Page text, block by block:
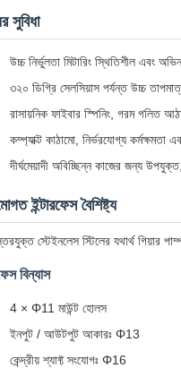
সুবিধা
উচ্চ নির্ভুলতা মিটারিং স্থিতিশীল এবং
৩২০ ডিগ্রি সেলসিয়াস পর্যন্ত উচ্চ
রাসায়নিক ফাইবার স্পিনিং, গরম গলিত
কম্প্যাক্ট কাঠামো, নির্ভরযোগ্য কর্মক্ষমতা
দীর্ঘমেয়াদী অবিচ্ছিন্ন কাজের জন্য
ইন্টারফেস বৈশিষ্ট্য
স্তরযুক্ত স্টেইনলেস স্টিলের যথার্থ গিয়ার
বিন্যাস
4 × Φ11 মাউন্ট হোলস
ইনপুট / আউটপুট আকারঃ Φ13
কেন্দ্রীয় শ্যাফ্ট সংযোগঃ Φ16